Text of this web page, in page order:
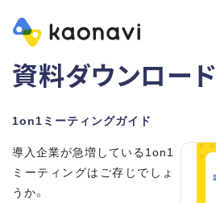
資料ダウンロード
1on1ミーティングガイド
導入企業が急増している1on1
ミーティングはご存じでしょ
うか。